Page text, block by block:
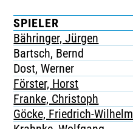
TICKETING
SPIELER
Bähringer, Jürgen
Bartsch, Bernd
Dost, Werner
Förster, Horst
Franke, Christoph
Göcke, Friedrich-Wilhelm